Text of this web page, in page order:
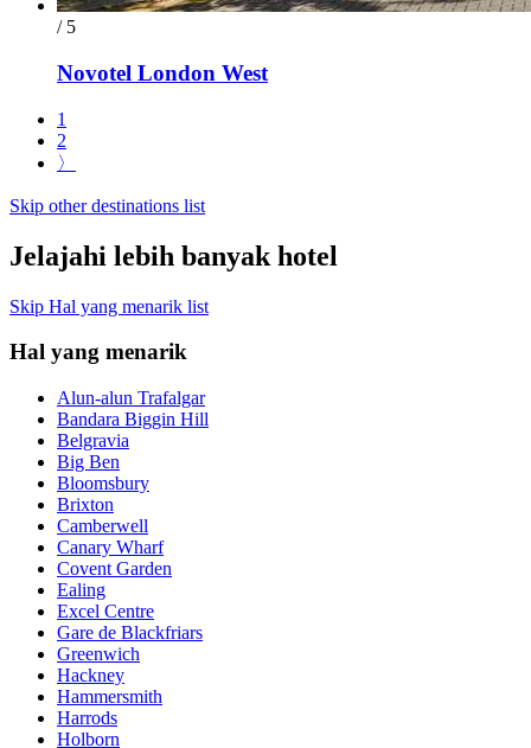
/ 5
Novotel London West
1
2
〉
Skip other destinations list
Jelajahi lebih banyak hotel
Skip Hal yang menarik list
Hal yang menarik
Alun-alun Trafalgar
Bandara Biggin Hill
Belgravia
Big Ben
Bloomsbury
Brixton
Camberwell
Canary Wharf
Covent Garden
Ealing
Excel Centre
Gare de Blackfriars
Greenwich
Hackney
Hammersmith
Harrods
Holborn